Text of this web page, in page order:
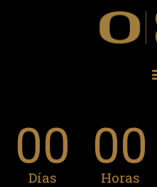
00
Días
00
Horas